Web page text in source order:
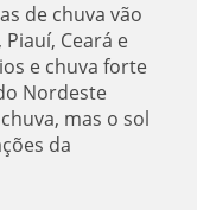
de chuva vão
Ceará e
e chuva forte
Nordeste
mas o sol
da